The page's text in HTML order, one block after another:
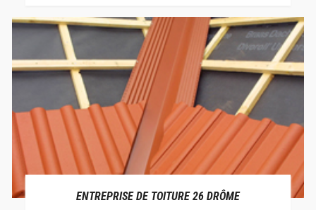
ENTREPRISE DE TOITURE 26 DRÔME